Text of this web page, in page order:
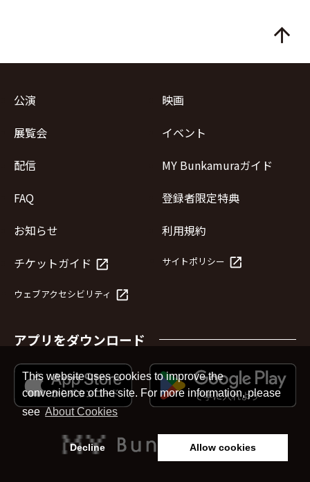
This website uses cookies to improve the
convenience of the site. For more information, please
see About Cookies
Decline Allow cookies
arrow_upward
アプリをダウンロード
公演
映画
展覧会
イベント
配信
MY Bunkamuraガイド
FAQ
登録者限定特典
お知らせ
利用規約
チケットガイド launch サイトポリシー launch
ウェブアクセシビリティ launch